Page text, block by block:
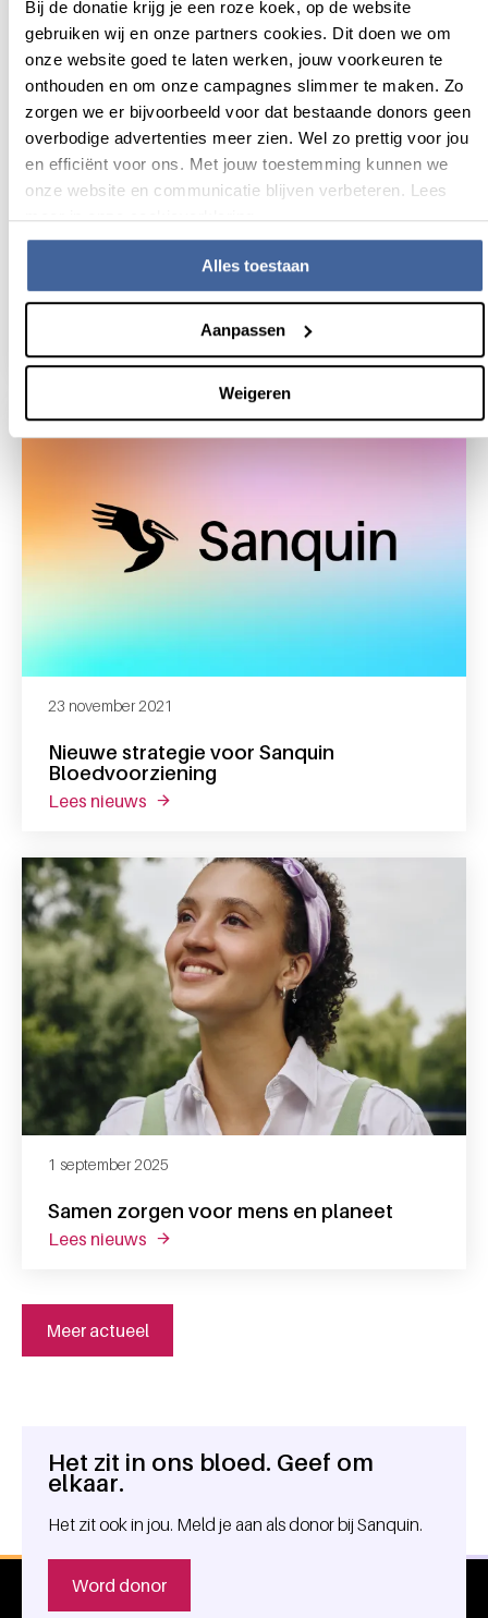
Bij de donatie krijg je een roze koek, op de website
gebruiken wij en onze partners cookies. Dit doen we om
onze website goed te laten werken, jouw voorkeuren te
onthouden en om onze campagnes slimmer te maken. Zo
zorgen we er bijvoorbeeld voor dat bestaande donors geen
overbodige advertenties meer zien. Wel zo prettig voor jou
en efficiënt voor ons. Met jouw toestemming kunnen we
onze website en communicatie blijven verbeteren. Lees
meer in onze cookieverklaring.
Alles toestaan
Aanpassen
Weigeren
Wat vind jij van onze nieuwe plannen?
30 mei 2022
over wat vind jij van onze nieuwe
Nieuwe strategie voor Sanquin
Bloedvoorziening
23 november 2021
lees nieuws over nieuwe strategie voor sanquin
Samen zorgen voor mens en planeet
1 september 2025
lees nieuws over samen zorgen voor mens en planeet
Meer actueel
Algemene informatie
Het zit in ons bloed. Geef om
elkaar.
Het zit ook in jou. Meld je aan als donor bij Sanquin.
Word donor